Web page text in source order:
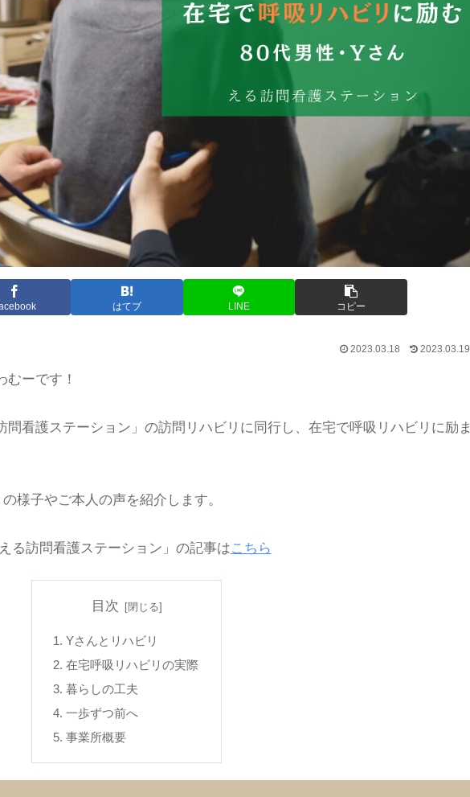
はてブ LINE コピー
2023.03.18 2023.03.19
ーです！
看護ステーション」の訪問リハビリに同行し、在宅で呼吸リハビリに励ま
様子やご本人の声を紹介します。
る訪問看護ステーション」の記事はこちら
目次
Yさんとリハビリ
在宅呼吸リハビリの実際
暮らしの工夫
一歩ずつ前へ
事業所概要